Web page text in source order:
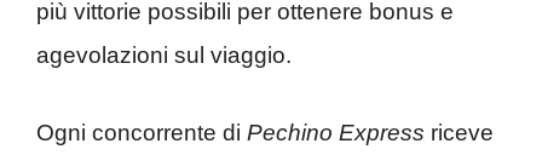
più vittorie possibili per ottenere bonus e
agevolazioni sul viaggio.
Ogni concorrente di Pechino Express riceve